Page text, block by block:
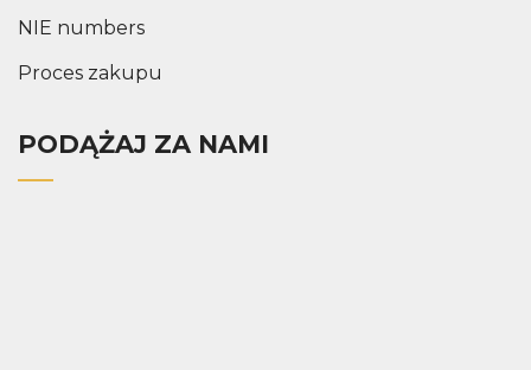
NIE numbers
Proces zakupu
PODĄŻAJ ZA NAMI